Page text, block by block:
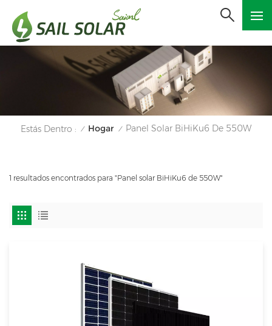
Estás Dentro : / Hogar / Panel Solar BiHiKu6 De 550W
1 resultados encontrados para "Panel solar BiHiKu6 de 550W"